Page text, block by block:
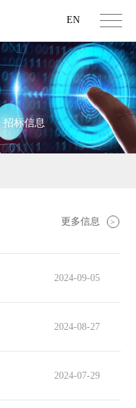
EN
招标信息
更多信息 >
2024-09-05
2024-08-27
2024-07-29